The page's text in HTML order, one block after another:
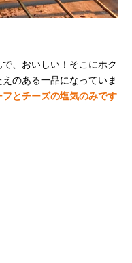
、おいしい！そこにホク
のある一品になっていま
とチーズの塩気のみです